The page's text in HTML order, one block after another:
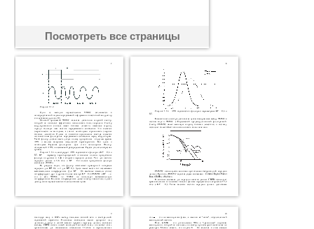
Посмотреть все страницы